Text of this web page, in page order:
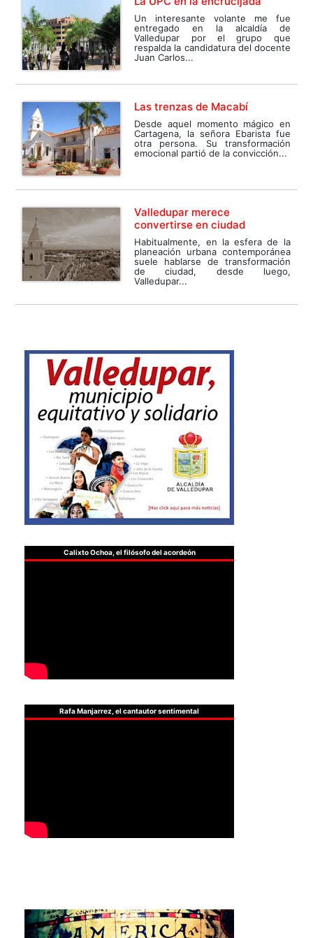
Un interesante volante me fue
entregado en la alcaldía de
Valledupar por el grupo que
respalda la candidatura del docente
Juan Carlos...
Las trenzas de Macabí
Desde aquel momento mágico en
Cartagena, la señora Ebarista fue
otra persona. Su transformación
emocional partió de la convicción...
Valledupar merece
convertirse en ciudad
Habitualmente, en la esfera de la
planeación urbana contemporánea
suele hablarse de transformación
de ciudad, desde luego,
Valledupar...
Calixto Ochoa, el filósofo del acordeón
Rafa Manjarrez, el cantautor sentimental